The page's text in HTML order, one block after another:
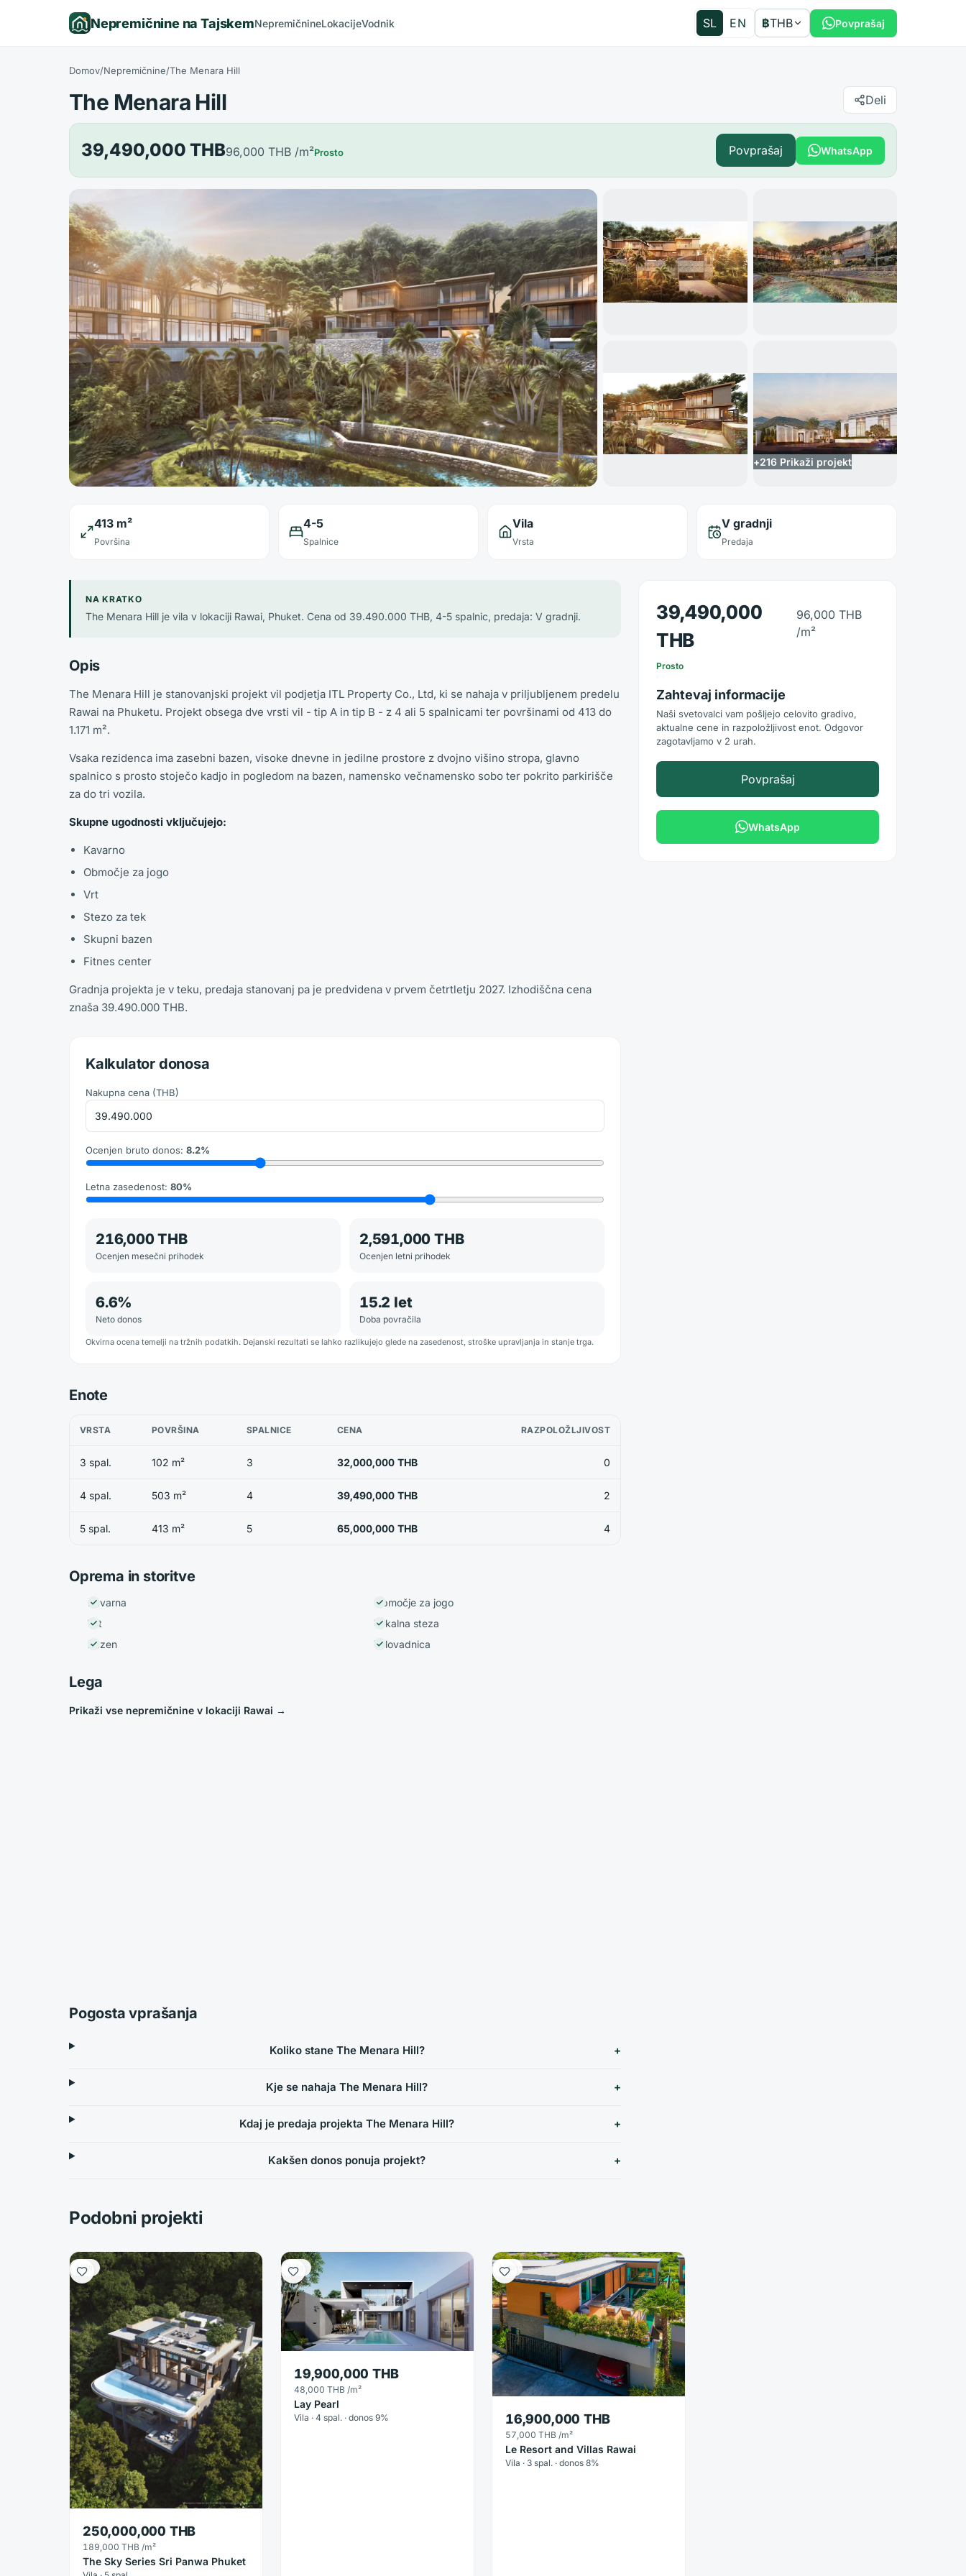
Nepremičnine na TajskemNepremičnineLokacijeVodnik SL EN ฿THB Povprašaj
Domov/Nepremičnine/The Menara Hill
The Menara Hill Deli
39,490,000 THB96,000 THB /m²Prosto Povprašaj WhatsApp
+216 Prikaži projekt
413 m²
Površina
4-5
Spalnice
Vila
Vrsta
V gradnji
Predaja
NA KRATKO
The Menara Hill je vila v lokaciji Rawai, Phuket. Cena od 39.490.000 THB, 4-5 spalnic, predaja: V gradnji.
Opis
The Menara Hill je stanovanjski projekt vil podjetja ITL Property Co., Ltd, ki se nahaja v priljubljenem predelu
Rawai na Phuketu. Projekt obsega dve vrsti vil - tip A in tip B - z 4 ali 5 spalnicami ter površinami od 413 do
1.171 m².
Vsaka rezidenca ima zasebni bazen, visoke dnevne in jedilne prostore z dvojno višino stropa, glavno
spalnico s prosto stoječo kadjo in pogledom na bazen, namensko večnamensko sobo ter pokrito parkirišče
za do tri vozila.
Skupne ugodnosti vključujejo:
Kavarno
Območje za jogo
Vrt
Stezo za tek
Skupni bazen
Fitnes center
Gradnja projekta je v teku, predaja stanovanj pa je predvidena v prvem četrtletju 2027. Izhodiščna cena
znaša 39.490.000 THB.
Kalkulator donosa
Nakupna cena (THB)
Ocenjen bruto donos: 8.2%
Letna zasedenost: 80%
216,000 THB
Ocenjen mesečni prihodek
2,591,000 THB
Ocenjen letni prihodek
6.6%
Neto donos
15.2 let
Doba povračila
Okvirna ocena temelji na tržnih podatkih. Dejanski rezultati se lahko razlikujejo glede na zasedenost, stroške upravljanja in stanje trga.
Enote
VRSTA POVRŠINA SPALNICE CENA RAZPOLOŽLJIVOST
3 spal. 102 m² 3 32,000,000 THB 0
4 spal. 503 m² 4 39,490,000 THB 2
5 spal. 413 m² 5 65,000,000 THB 4
Oprema in storitve
Kavarna
Območje za jogo
Vrt
Tekalna steza
Bazen
Telovadnica
Lega
Prikaži vse nepremičnine v lokaciji Rawai →
Pogosta vprašanja
Koliko stane The Menara Hill?
Kje se nahaja The Menara Hill?
Kdaj je predaja projekta The Menara Hill?
Kakšen donos ponuja projekt?
39,490,000
THB
96,000 THB
/m²
Prosto
Zahtevaj informacije
Naši svetovalci vam pošljejo celovito gradivo,
aktualne cene in razpoložljivost enot. Odgovor
zagotavljamo v 2 urah.
Povprašaj
WhatsApp
Podobni projekti
Vila
250,000,000 THB
189,000 THB /m²
The Sky Series Sri Panwa Phuket
Vila
19,900,000 THB
48,000 THB /m²
Lay Pearl
Vila · 4 spal. · donos 9%
Vila
16,900,000 THB
57,000 THB /m²
Le Resort and Villas Rawai
Vila · 3 spal. · donos 8%